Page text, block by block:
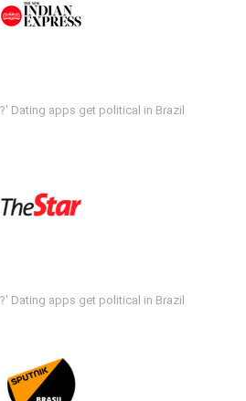
Dating apps get political in Brazil
Dating apps get political in Brazil